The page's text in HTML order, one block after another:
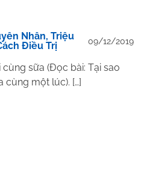
Nhân, Triệu
Điều Trị
09/12/2019
cùng sữa (Đọc bài: Tại sao
cùng một lúc). […]